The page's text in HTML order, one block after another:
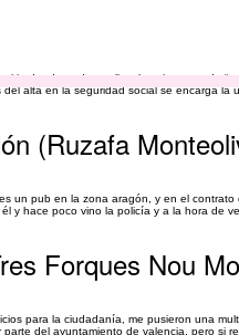
donde poder realizar la asignatura de
alta en la seguridad social se encarga la
(Ruzafa
un pub en la zona aragón, y en el
hace poco vino la policía y a la hora de
Forques Nou
para la ciudadanía, me pusieron una
del ayuntamiento de valencia, pero si